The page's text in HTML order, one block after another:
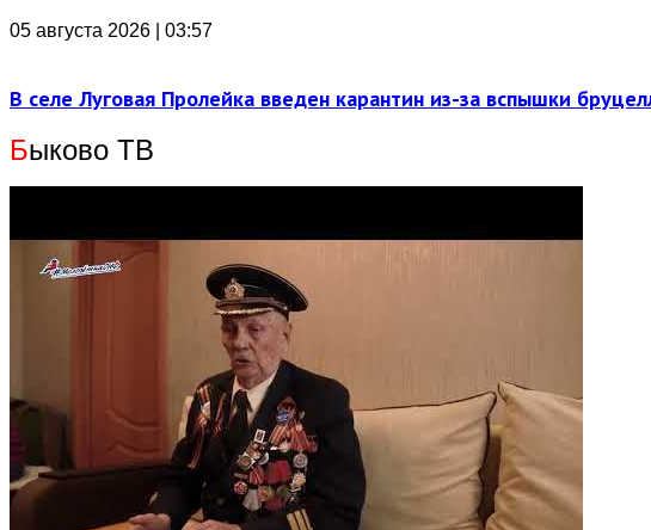
05 августа 2026 | 03:57
В селе Луговая Пролейка введен карантин из-за вспышки
Быково ТВ